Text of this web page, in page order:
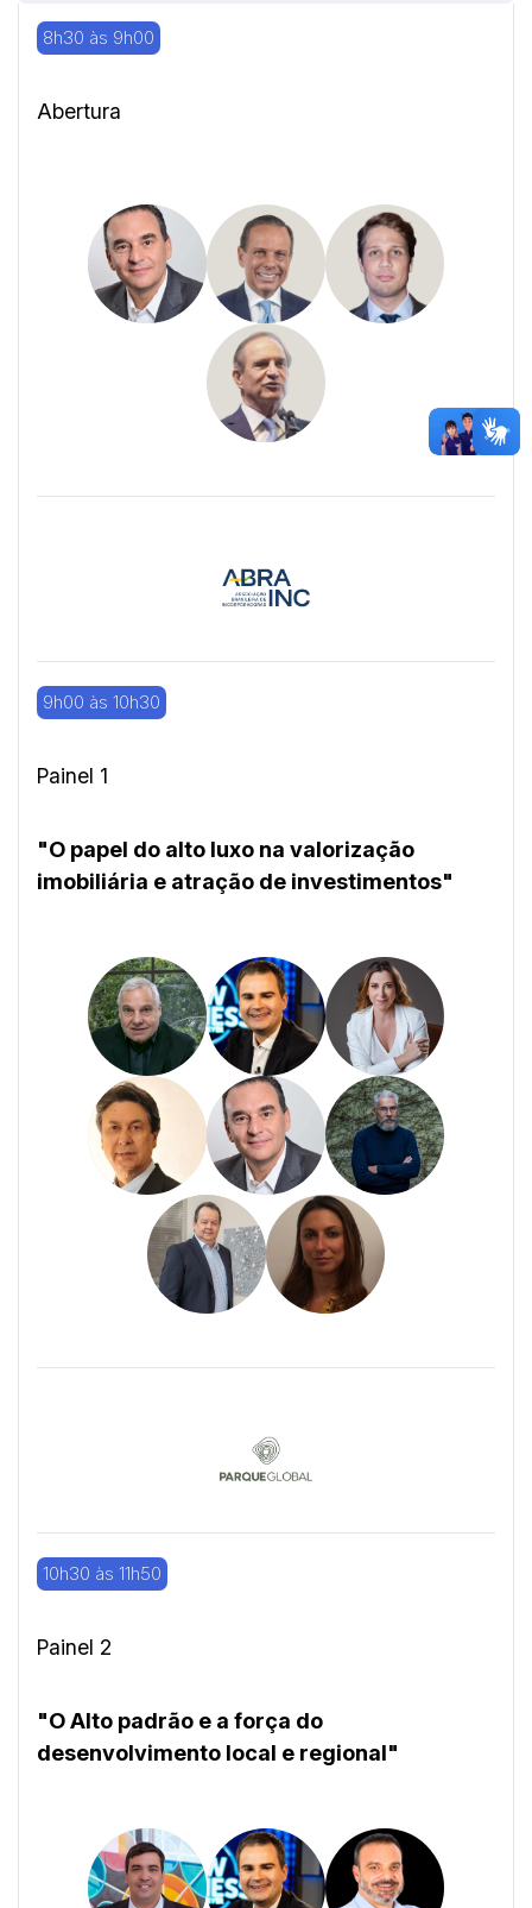
8h30 às 9h00
Abertura
9h00 às 10h30
Painel 1
"O papel do alto luxo na valorização
imobiliária e atração de investimentos"
10h30 às 11h50
Painel 2
"O Alto padrão e a força do
desenvolvimento local e regional"